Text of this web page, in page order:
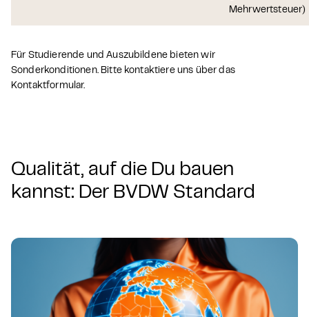
Mehrwertsteuer)
Für Studierende und Auszubildene bieten wir
Sonderkonditionen. Bitte kontaktiere uns über das
Kontaktformular.
Qualität, auf die Du bauen
kannst: Der BVDW Standard